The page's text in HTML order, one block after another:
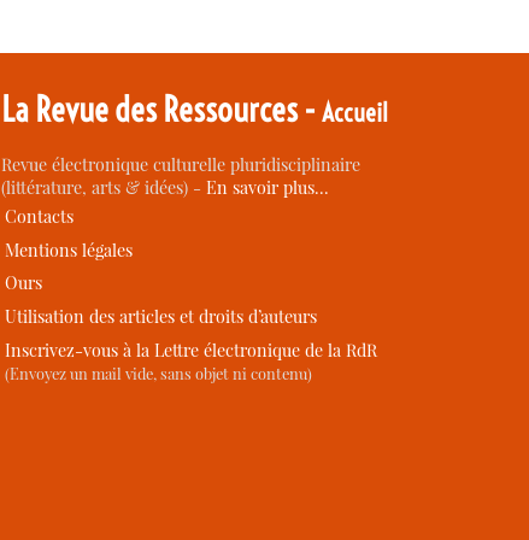
La Revue des Ressources -Accueil
Revue électronique culturelle pluridisciplinaire
(littérature, arts & idées) -En savoir plus…
Contacts
Mentions légales
Ours
Utilisation des articles et droits d’auteurs
Inscrivez-vous à la Lettre électronique de la RdR
(Envoyez un mail vide, sans objet ni contenu)